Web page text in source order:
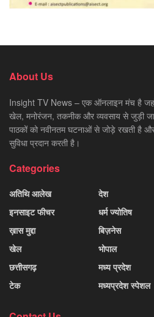
About Us
Insight TV News – एक ऑनलाइन मंच है जहाँ
खेल, मनोरंजन, तकनीक और व्यवसाय से जुड़ी
पाठकों को नवीनतम घटनाओं से जोड़े रखती है
सुविधा प्रदान करती है।
Categories
अतिथि आलेख
इनसाइट फीचर
ख़ास मुद्दा
खेल
छत्तीसगढ़
टेक
देश
धर्म ज्योतिष
बिज़नेस
भोपाल
मध्य प्रदेश
मध्यप्रदेश स्पेशल